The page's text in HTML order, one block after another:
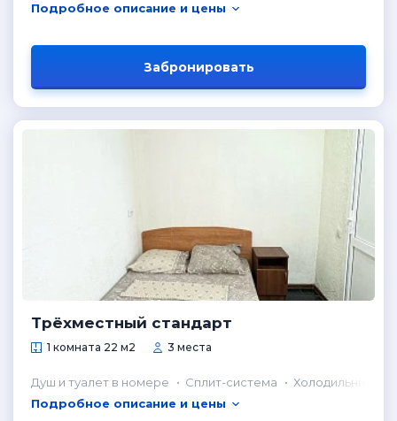
Подробное описание и цены
Забронировать
Трёхместный стандарт
1 комната 22 м2 3 места
Душ и туалет в номере Сплит-система
Холодильник в
Подробное описание и цены